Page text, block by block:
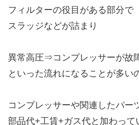
フィルターの役目がある部分で
スラッジなどが詰まり
異常高圧⇒コンプレッサーが故
といった流れになることが多い
コンプレッサーや関連したパー
部品代+工賃+ガス代と加わって